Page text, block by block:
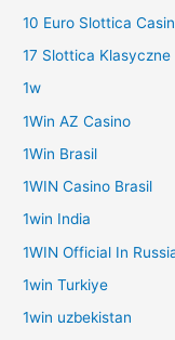
10 Euro Slottica
17 Slottica
1w
1Win AZ Casino
1Win Brasil
1WIN Casino Brasil
1win India
1WIN Official In
1win Turkiye
1win uzbekistan